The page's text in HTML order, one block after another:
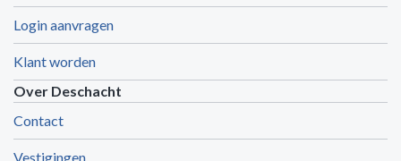
Login aanvragen
Klant worden
Over Deschacht
Contact
Vestigingen